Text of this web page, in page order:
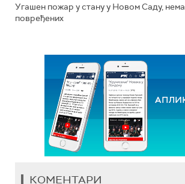
Угашен пожар у стану у Новом Саду, нема
повређених
КОМЕНТАРИ